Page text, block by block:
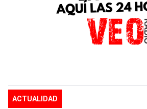
ACTUALIDAD